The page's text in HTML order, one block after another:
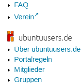
FAQ
Verein
ubuntuusers.de
Über ubuntuusers.de
Portalregeln
Mitglieder
Gruppen